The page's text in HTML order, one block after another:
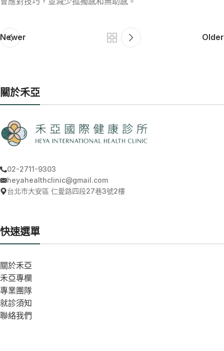
Newer Older
關於禾亞
02-2711-9303
heyahealthclinic@gmail.com
台北市大安區 仁愛路四段27巷3號2樓
快速選單
關於禾亞
禾亞專欄
專業團隊
就診須知
聯絡我們